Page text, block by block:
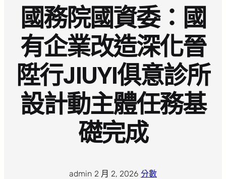
國務院國資委：國
有企業改造深化晉
陞行JIUYI俱意診所
設計動主體任務基
礎完成
admin 2 月 2, 2026 分數